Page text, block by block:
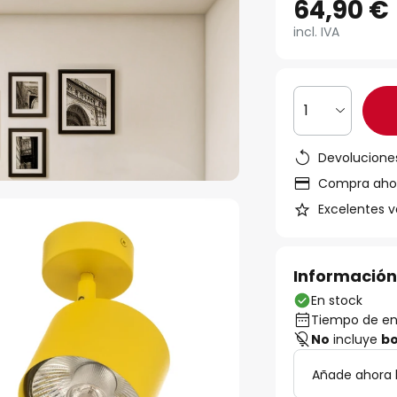
64,90 €
incl. IVA
1
Compra
Excelentes
En stock
Tiempo de
No incluye
Añade ahora